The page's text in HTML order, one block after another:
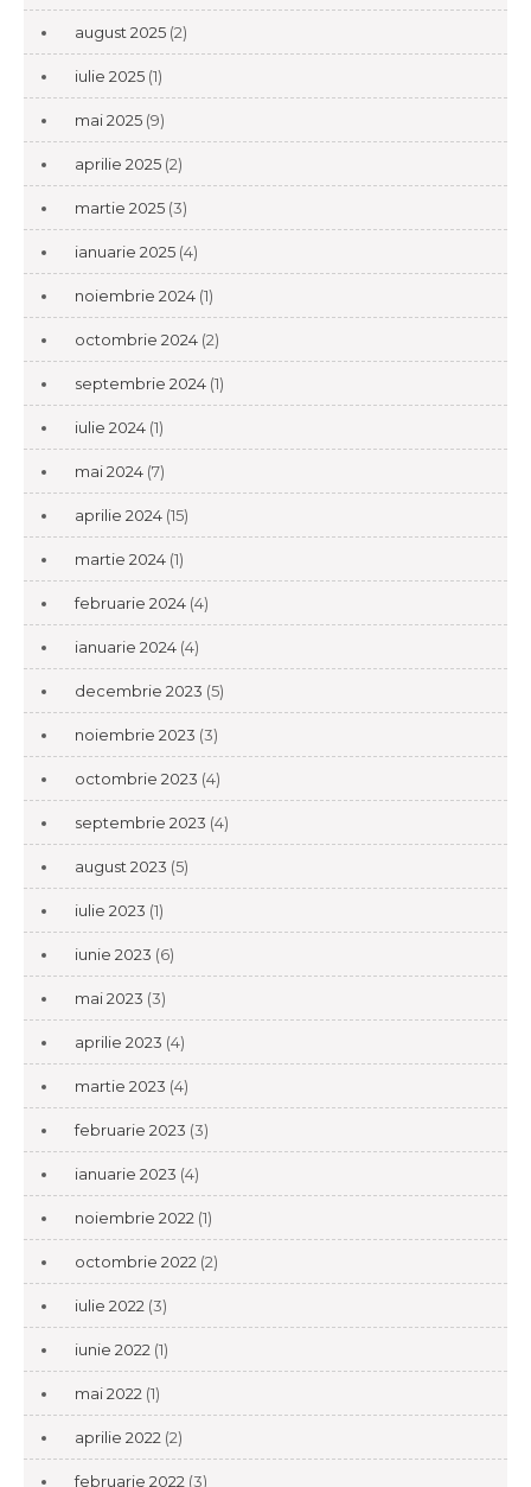
august 2025 (2)
iulie 2025 (1)
mai 2025 (9)
aprilie 2025 (2)
martie 2025 (3)
ianuarie 2025 (4)
noiembrie 2024 (1)
octombrie 2024 (2)
septembrie 2024 (1)
iulie 2024 (1)
mai 2024 (7)
aprilie 2024 (15)
martie 2024 (1)
februarie 2024 (4)
ianuarie 2024 (4)
decembrie 2023 (5)
noiembrie 2023 (3)
octombrie 2023 (4)
septembrie 2023 (4)
august 2023 (5)
iulie 2023 (1)
iunie 2023 (6)
mai 2023 (3)
aprilie 2023 (4)
martie 2023 (4)
februarie 2023 (3)
ianuarie 2023 (4)
noiembrie 2022 (1)
octombrie 2022 (2)
iulie 2022 (3)
iunie 2022 (1)
mai 2022 (1)
aprilie 2022 (2)
februarie 2022 (3)